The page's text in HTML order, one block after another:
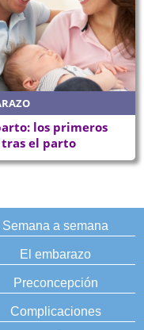
los primeros
el parto
Semana a semana
El embarazo
Preconcepción
Complicaciones